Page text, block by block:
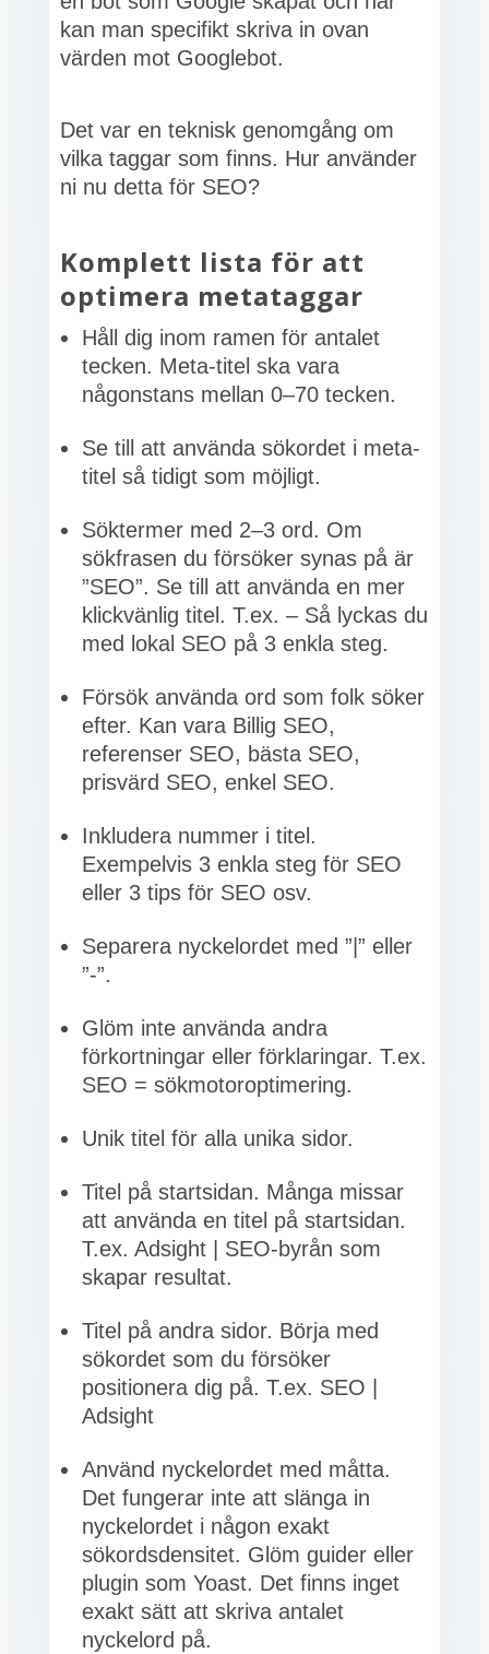
kan man specifikt skriva in ovan
värden mot Googlebot.
Det var en teknisk genomgång om
vilka taggar som finns. Hur använder
ni nu detta för SEO?
Komplett lista för att
optimera metataggar
Håll dig inom ramen för antalet
tecken. Meta-titel ska vara
någonstans mellan 0–70 tecken.
Se till att använda sökordet i meta-
titel så tidigt som möjligt.
Söktermer med 2–3 ord. Om
sökfrasen du försöker synas på är
”SEO”. Se till att använda en mer
klickvänlig titel. T.ex. – Så lyckas du
med lokal SEO på 3 enkla steg.
Försök använda ord som folk söker
efter. Kan vara Billig SEO,
referenser SEO, bästa SEO,
prisvärd SEO, enkel SEO.
Inkludera nummer i titel.
Exempelvis 3 enkla steg för SEO
eller 3 tips för SEO osv.
Separera nyckelordet med ”|” eller
”-”.
Glöm inte använda andra
förkortningar eller förklaringar. T.ex.
SEO = sökmotoroptimering.
Unik titel för alla unika sidor.
Titel på startsidan. Många missar
att använda en titel på startsidan.
T.ex. Adsight | SEO-byrån som
skapar resultat.
Titel på andra sidor. Börja med
sökordet som du försöker
positionera dig på. T.ex. SEO |
Adsight
Använd nyckelordet med måtta.
Det fungerar inte att slänga in
nyckelordet i någon exakt
sökordsdensitet. Glöm guider eller
plugin som Yoast. Det finns inget
exakt sätt att skriva antalet
nyckelord på.